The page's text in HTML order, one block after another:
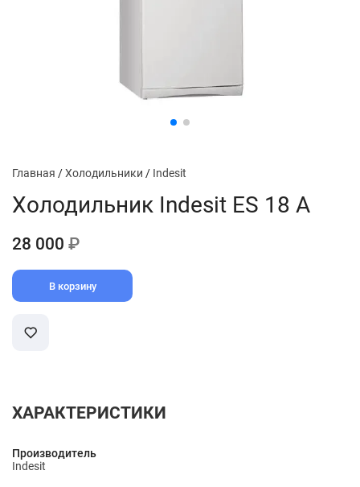
Главная /Холодильники / Indesit
Холодильник Indesit ES 18 А
28 000 ₽
В корзину
ХАРАКТЕРИСТИКИ
Производитель
Indesit